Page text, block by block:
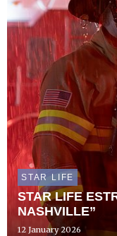
STAR LIFE
STAR LIFE
NASHVILLE”
12 January 2026